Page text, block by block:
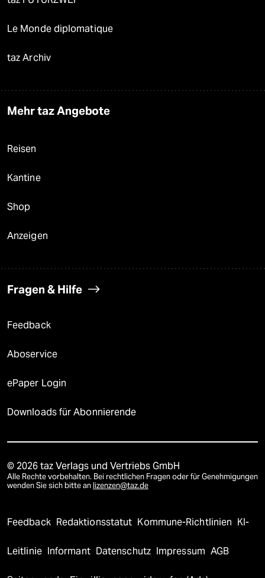
Le Monde diplomatique
taz Archiv
Mehr taz Angebote
Reisen
Kantine
Shop
Anzeigen
Fragen & Hilfe
Feedback
Aboservice
ePaper Login
Downloads für Abonnierende
© 2026 taz Verlags und Vertriebs GmbH
Alle Rechte vorbehalten. Bei rechtlichen Fragen oder für Genehmigungen
wenden Sie sich bitte an lizenzen@taz.de
Feedback Redaktionsstatut Kommune-Richtlinien KI-
Leitlinie Informant Datenschutz Impressum AGB